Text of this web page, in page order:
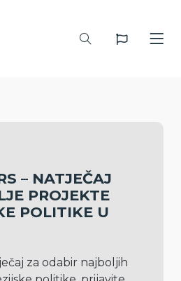
– NATJEČAJ
PROJEKTE
POLITIKE U
za odabir najboljih